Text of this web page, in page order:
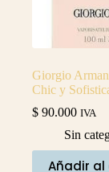
Giorgio
Chic y
$ 90.000 IVA
Sin
Añadir